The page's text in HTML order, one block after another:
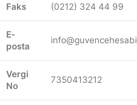
Faks (0212) 324 44 99
E-
posta
Vergi
No
7350413212